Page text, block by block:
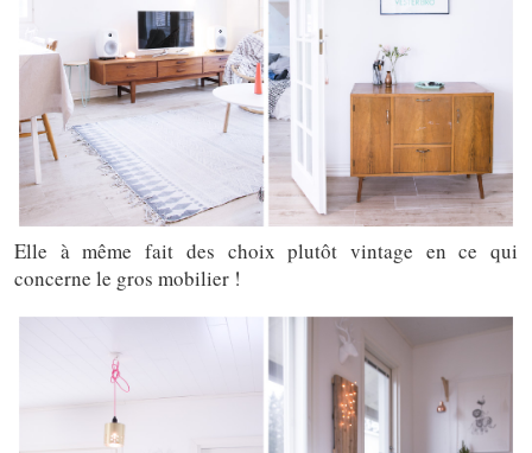
Elle à même fait des choix plutôt vintage en ce qui
concerne le gros mobilier !